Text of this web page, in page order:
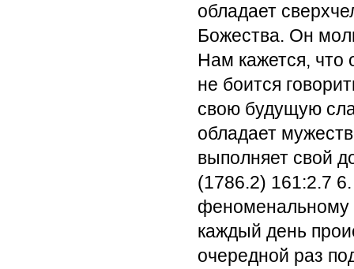
обладает
Божества. Он
Нам кажется, что
не боится
свою будущую
обладает
выполняет свой
(1786.2) 161:2.7
феноменальному
каждый день
очередной раз